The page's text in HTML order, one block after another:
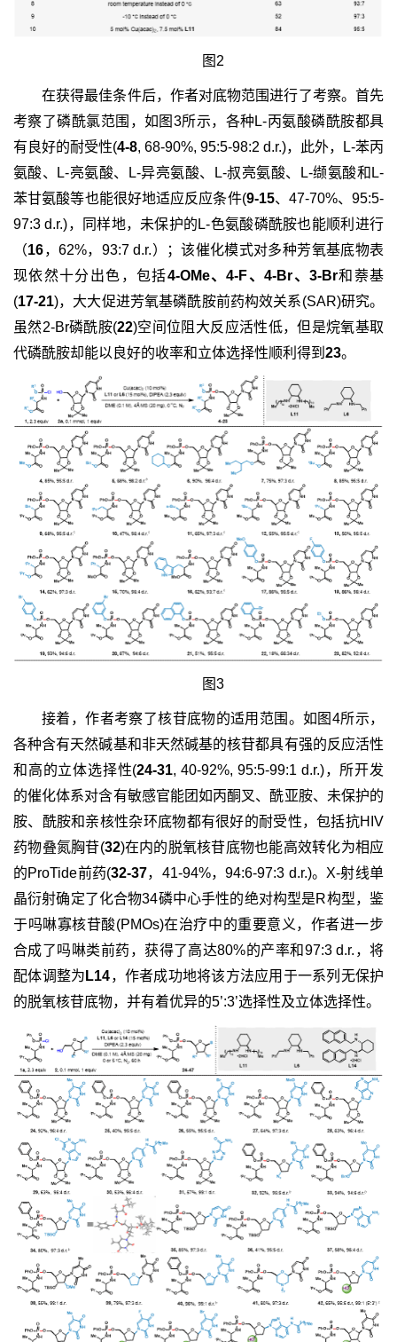
图2
在获得最佳条件后，作者对底物范围进行了考察。首先
考察了磷酰氯范围，如图3所示，各种L-丙氨酸磷酰胺都具
有良好的耐受性(4-8, 68-90%, 95:5-98:2 d.r.)，此外，L-苯丙
氨酸、L-亮氨酸、L-异亮氨酸、L-叔亮氨酸、L-缬氨酸和L-
苯甘氨酸等也能很好地适应反应条件(9-15、47-70%、95:5-
97:3 d.r.)，同样地，未保护的L-色氨酸磷酰胺也能顺利进行
（16，62%，93:7 d.r.）；该催化模式对多种芳氧基底物表
现依然十分出色，包括4-OMe、4-F、4-Br、3-Br和萘基
(17-21)，大大促进芳氧基磷酰胺前药构效关系(SAR)研究。
虽然2-Br磷酰胺(22)空间位阻大反应活性低，但是烷氧基取
代磷酰胺却能以良好的收率和立体选择性顺利得到 23。
图3
接着，作者考察了核苷底物的适用范围。如图4所示，
各种含有天然碱基和非天然碱基的核苷都具有强的反应活性
和高的立体选择性(24-31, 40-92%, 95:5-99:1 d.r.)，所开发
的催化体系对含有敏感官能团如丙酮叉、酰亚胺、未保护的
胺、酰胺和亲核性杂环底物都有很好的耐受性，包括抗HIV
药物叠氮胸苷(32)在内的脱氧核苷底物也能高效转化为相应
的ProTide前药(32-37，41-94%，94:6-97:3 d.r.)。X-射线单
晶衍射确定了化合物34磷中心手性的绝对构型是R构型，鉴
于吗啉寡核苷酸(PMOs)在治疗中的重要意义，作者进一步
合成了吗啉类前药，获得了高达80%的产率和97:3 d.r.，将
配体调整为 L14，作者成功地将该方法应用于一系列无保护
的脱氧核苷底物，并有着优异的5’:3’选择性及立体选择性。